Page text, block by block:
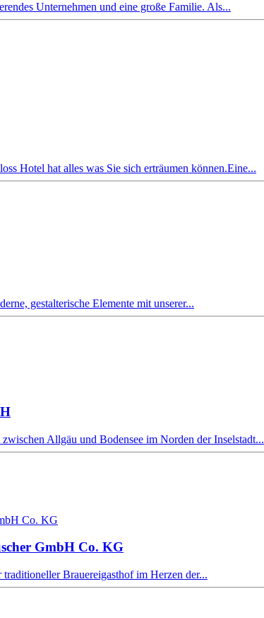
Unternehmen und eine große Familie. Als...
Hotel hat alles was Sie sich erträumen können.Eine...
gestalterische Elemente mit unserer...
Allgäu und Bodensee im Norden der Inselstadt...
GmbH Co. KG
Brauereigasthof im Herzen der...